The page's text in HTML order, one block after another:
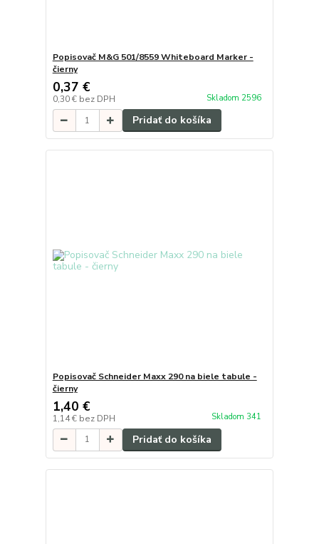
Popisovač M&G 501/8559 Whiteboard Marker -
čierny
0,37 €
0,30 € bez DPH Skladom 2596
Pridať do košíka
Popisovač Schneider Maxx 290 na biele tabule -
čierny
1,40 €
1,14 € bez DPH Skladom 341
Pridať do košíka